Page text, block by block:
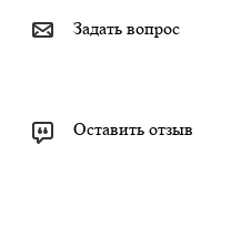
Задать вопрос
Оставить отзыв